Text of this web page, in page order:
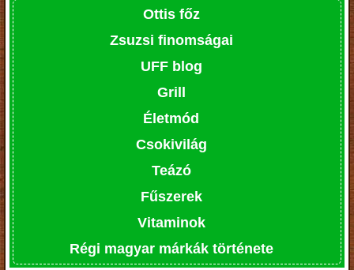
Ottis főz
Zsuzsi finomságai
UFF blog
Grill
Életmód
Csokivilág
Teázó
Fűszerek
Vitaminok
Régi magyar márkák története